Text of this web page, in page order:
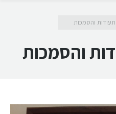
תעודות והסמכות
והסמכות